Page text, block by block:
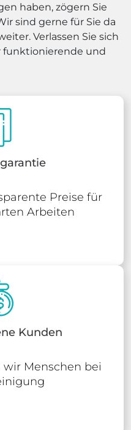
haben, zögern Sie
sind gerne für Sie da
Verlassen Sie sich
funktionierende und
Preise für
Arbeiten
Kunden
wir Menschen bei